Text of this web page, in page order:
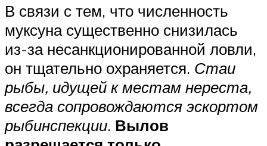
В связи с тем, что численность
муксуна существенно снизилась
из-за несанкционированной ловли,
он тщательно охраняется. Стаи
рыбы, идущей к местам нереста,
всегда сопровождаются эскортом
рыбинспекции. Вылов